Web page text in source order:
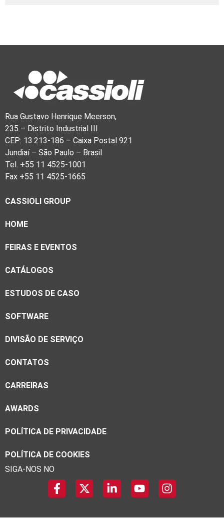
Rua Gustavo Henrique Meerson,
235 – Distrito Industrial III
CEP: 13.213-186 – Caixa Postal 921
Jundiaí – São Paulo – Brasil
Tel. +55 11 4525-1001
Fax +55 11 4525-1665
CASSIOLI GROUP
HOME
FEIRAS E EVENTOS
CATÁLOGOS
ESTUDOS DE CASO
SOFTWARE
DIVISÃO DE SERVIÇO
CONTATOS
CARREIRAS
AWARDS
POLÍTICA DE PRIVACIDADE
POLÍTICA DE COOKIES
SIGA-NOS NO